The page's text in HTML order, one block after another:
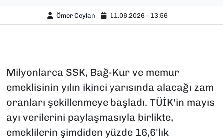
Ömer Ceylan 11.06.2026 - 13:56
Milyonlarca SSK, Bağ-Kur ve memur
emeklisinin yılın ikinci yarısında alacağı zam
oranları şekillenmeye başladı. TÜİK'in mayıs
ayı verilerini paylaşmasıyla birlikte,
emeklilerin şimdiden yüzde 16,6'lık